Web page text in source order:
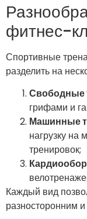
фитнес-
Спортивные
разделить на
Свободные
грифами и
Машинные
нагрузку
тренировок;
Каждый вид
разносторонним